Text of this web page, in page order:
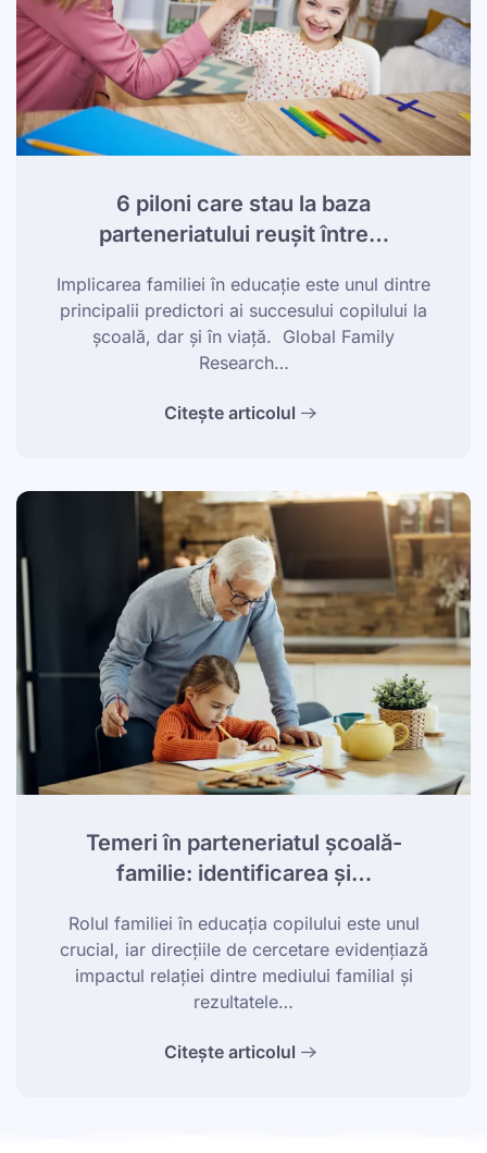
6 piloni care stau la baza
parteneriatului reușit între…
Implicarea familiei în educație este unul dintre
principalii predictori ai succesului copilului la
școală, dar și în viață. Global Family
Research…
Citește articolul
Temeri în parteneriatul școală-
familie: identificarea și…
Rolul familiei în educația copilului este unul
crucial, iar direcțiile de cercetare evidențiază
impactul relației dintre mediului familial și
rezultatele…
Citește articolul